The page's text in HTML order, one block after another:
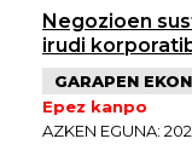
Negozioen
irudi
GARAPEN
Epez kanpo
AZKEN EGUNA: